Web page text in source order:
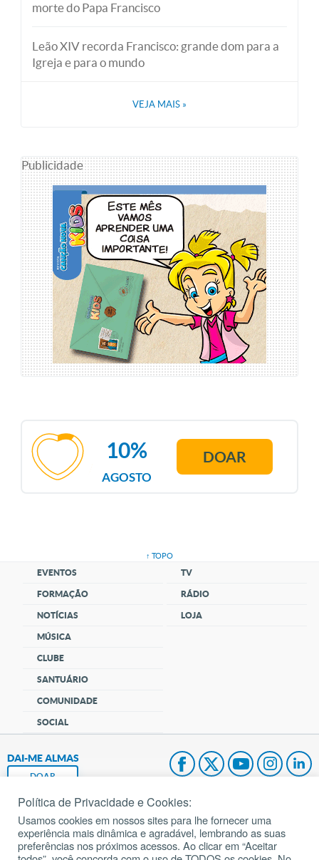
morte do Papa Francisco
Leão XIV recorda Francisco: grande dom para a
Igreja e para o mundo
VEJA MAIS »
Publicidade
AGOSTO
10% DOAR
↑ TOPO
EVENTOS
FORMAÇÃO
NOTÍCIAS
MÚSICA
CLUBE
SANTUÁRIO
COMUNIDADE
SOCIAL
TV
RÁDIO
LOJA
DAI-ME ALMAS
DOAR
Fundação João Paulo II
Pedido de Oração
Política de Privacidade e Cookies:
Usamos cookies em nossos sites para lhe fornecer uma
experiência mais dinâmica e agradável, lembrando as suas
preferências nos próximos acessos. Ao clicar em “Aceitar